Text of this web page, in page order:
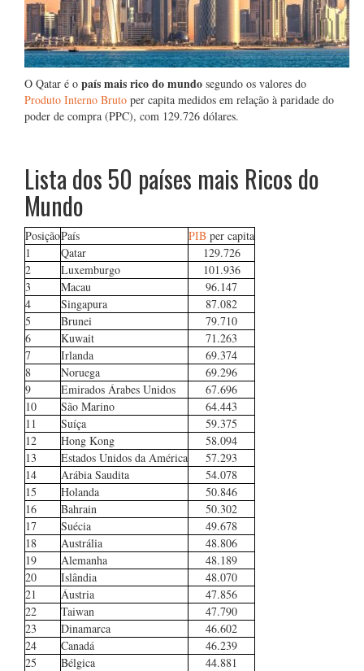
O Qatar é o país mais rico do mundo segundo os valores do
Produto Interno Bruto per capita medidos em relação à paridade do
poder de compra (PPC), com 129.726 dólares.
Lista dos 50 países mais Ricos do
Mundo
PosiçãoPaís PIB per capita
1
Qatar
129.726
2
Luxemburgo
101.936
3
Macau
96.147
4
Singapura
87.082
5
Brunei
79.710
6
Kuwait
71.263
7
Irlanda
69.374
8
Noruega
69.296
9
Emirados Árabes Unidos
67.696
10
São Marino
64.443
11
Suíça
59.375
12
Hong Kong
58.094
13
Estados Unidos da América
57.293
14
Arábia Saudita
54.078
15
Holanda
50.846
16
Bahrain
50.302
17
Suécia
49.678
18
Austrália
48.806
19
Alemanha
48.189
20
Islândia
48.070
21
Áustria
47.856
22
Taiwan
47.790
23
Dinamarca
46.602
24
Canadá
46.239
25
Bélgica
44.881